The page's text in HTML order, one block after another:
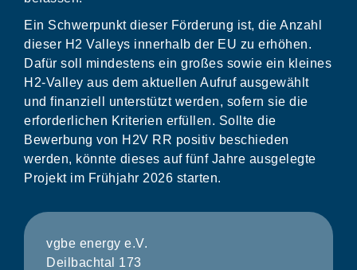
Ein Schwerpunkt dieser Förderung ist, die Anzahl
dieser H2 Valleys innerhalb der EU zu erhöhen.
Dafür soll mindestens ein großes sowie ein kleines
H2-Valley aus dem aktuellen Aufruf ausgewählt
und finanziell unterstützt werden, sofern sie die
erforderlichen Kriterien erfüllen. Sollte die
Bewerbung von H2V RR positiv beschieden
werden, könnte dieses auf fünf Jahre ausgelegte
Projekt im Frühjahr 2026 starten.
vgbe energy e.V.
Deilbachtal 173